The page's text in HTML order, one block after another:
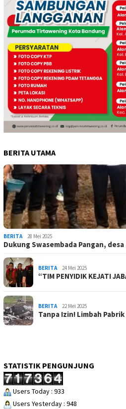
BERITA UTAMA
BERITA 28 Mei 2025
Dukung Swasembada Pangan,
BERITA 24 Mei 2025
“TIM PENYIDIK KEJATI
BERITA 22 Mei 2025
Tanpa Izin! Limbah
STATISTIK PENGUNJUNG
Users Today : 933
Users Yesterday : 948